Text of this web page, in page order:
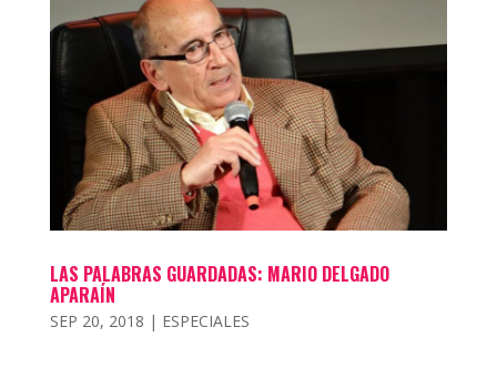
LAS PALABRAS GUARDADAS: MARIO DELGADO
APARAÍN
SEP 20, 2018 | ESPECIALES